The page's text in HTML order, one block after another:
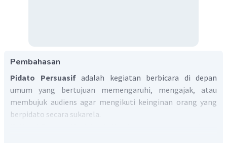
Pembahasan
Pidato Persuasifadalah kegiatan berbicara di depan
umum yang bertujuan memengaruhi, mengajak, atau
membujuk audiens agar mengikuti keinginan orang yang
berpidato secara sukarela.